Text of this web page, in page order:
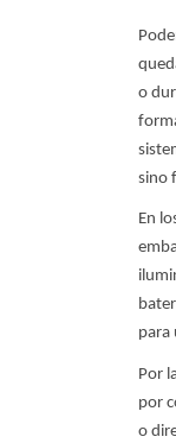
o
sino
En
para
Por
por
o